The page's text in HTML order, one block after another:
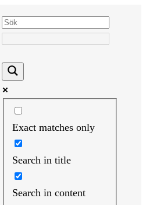
Exact matches only
Search in title
Search in content